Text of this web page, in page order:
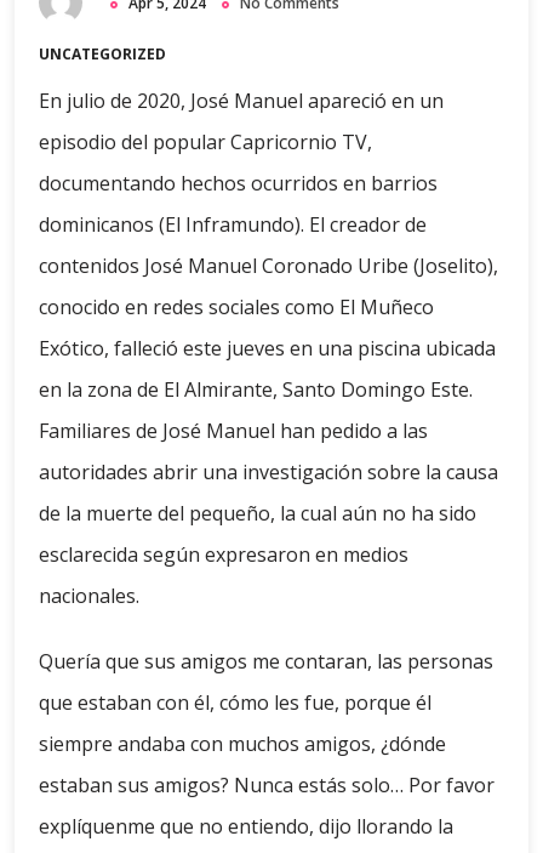
UNCATEGORIZED
En julio de 2020, José Manuel apareció en un
episodio del popular Capricornio TV,
documentando hechos ocurridos en barrios
dominicanos (El Inframundo). El creador de
contenidos José Manuel Coronado Uribe (Joselito),
conocido en redes sociales como El Muñeco
Exótico, falleció este jueves en una piscina ubicada
en la zona de El Almirante, Santo Domingo Este.
Familiares de José Manuel han pedido a las
autoridades abrir una investigación sobre la causa
de la muerte del pequeño, la cual aún no ha sido
esclarecida según expresaron en medios
nacionales.
Quería que sus amigos me contaran, las personas
que estaban con él, cómo les fue, porque él
siempre andaba con muchos amigos, ¿dónde
estaban sus amigos? Nunca estás solo… Por favor
explíquenme que no entiendo, dijo llorando la